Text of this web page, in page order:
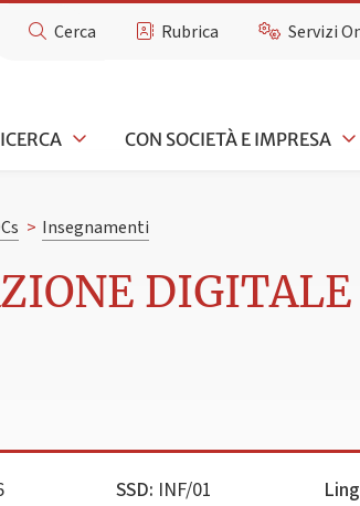
Cerca Rubrica Servizi
CON SOCIETÀ E IMPRESA
> Insegnamenti
DIGITALE
SSD: INF/01